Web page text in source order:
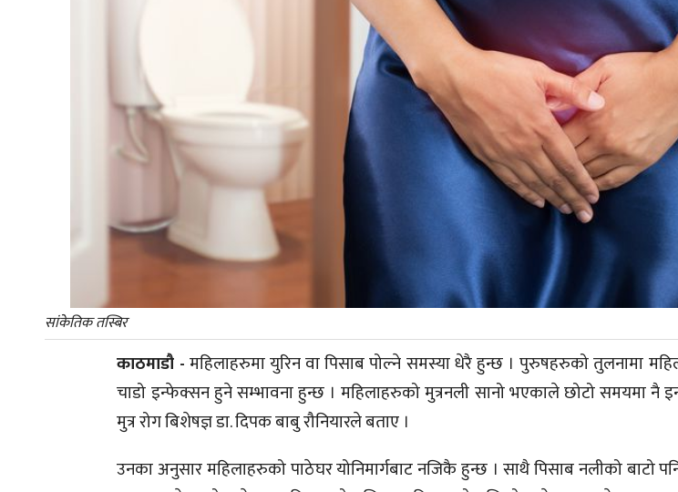
सांकेतिक तस्बिर
काठमाडौ -महिलाहरुमा युरिन वा पिसाब पोल्ने समस्या धेरै हुन्छ । पुरुषहरुको तुलनामा
चाडो इन्फेक्सन हुने सम्भावना हुन्छ । महिलाहरुको मुत्रनली सानो भएकाले छोटो समयमा नै
मुत्र रोग बिशेषज्ञ डा. दिपक बाबु रौनियारले बताए ।
उनका अनुसार महिलाहरुको पाठेघर योनिमार्गबाट नजिकै हुन्छ । साथै पिसाब नलीको बाटो